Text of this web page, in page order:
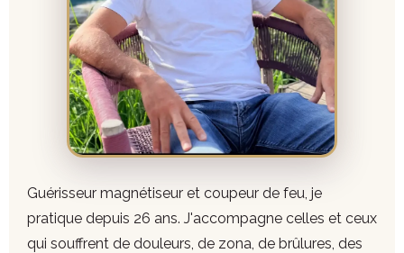
Guérisseur magnétiseur et coupeur de feu, je
pratique depuis 26 ans. J'accompagne celles et ceux
qui souffrent de douleurs, de zona, de brûlures, des